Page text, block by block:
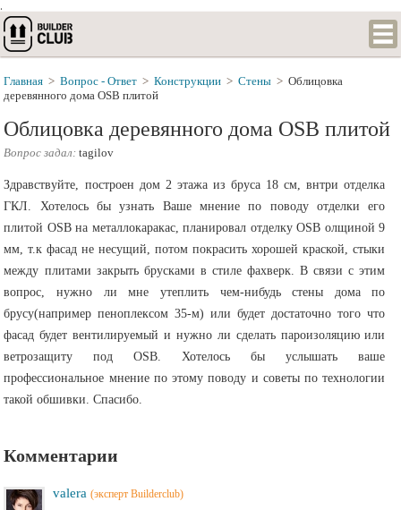
.
Главная > Вопрос - Ответ > Конструкции > Стены > Облицовка
деревянного дома OSB плитой
Облицовка деревянного дома OSB плитой
Вопрос задал: tagilov
Здравствуйте, построен дом 2 этажа из бруса 18 см, внтри отделка
ГКЛ. Хотелось бы узнать Ваше мнение по поводу отделки его
плитой OSB на металлокаракас, планировал отделку OSB олщиной 9
мм, т.к фасад не несущий, потом покрасить хорошей краской, стыки
между плитами закрыть брусками в стиле фахверк. В связи с этим
вопрос, нужно ли мне утеплить чем-нибудь стены дома по
брусу(например пеноплексом 35-м) или будет достаточно того что
фасад будет вентилируемый и нужно ли сделать пароизоляцию или
ветрозащиту под OSB. Хотелось бы услышать ваше
профессиональное мнение по этому поводу и советы по технологии
такой обшивки. Спасибо.
Комментарии
valera (эксперт Builderclub)